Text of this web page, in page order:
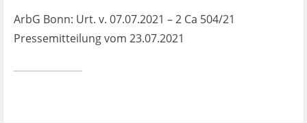
ArbG Bonn: Urt. v. 07.07.2021 – 2 Ca 504/21
Pressemitteilung vom 23.07.2021